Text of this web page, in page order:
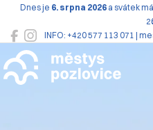
INFO: +420 577 113 071 |
Dnes je 6. srpna 2026 a svátek má
Pozlovice